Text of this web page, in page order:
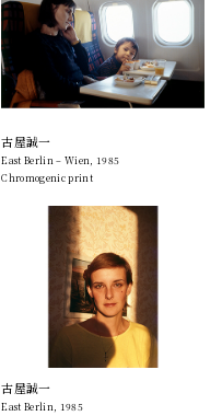
古屋誠一
East Berlin – Wien, 1985
Chromogenic print
古屋誠一
East Berlin, 1985